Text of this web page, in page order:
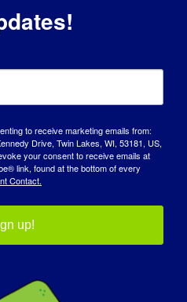
состояния. Но мои
Мое самое
сделать
знаю, что будущее с
но оно того
на то, что вы стали
являетесь
безусловно, сделала
to receive marketing emails from:
Drive, Twin Lakes, WI, 53181, US,
your consent to receive emails at
link, found at the bottom of every
Contact.
up!